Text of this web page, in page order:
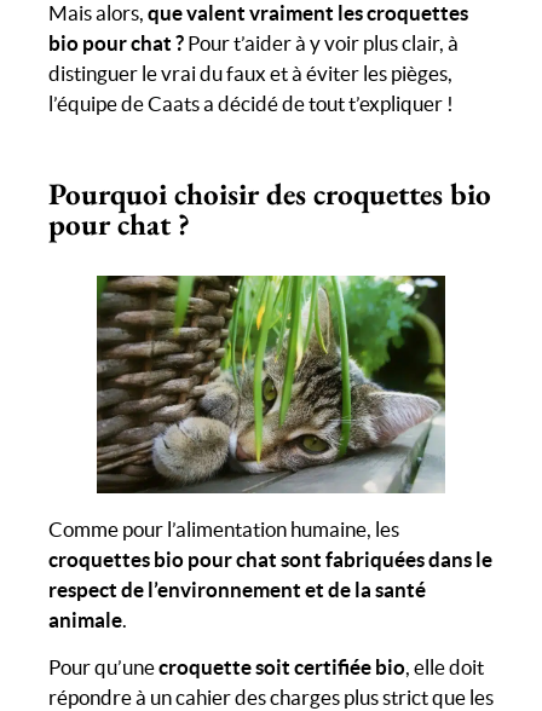
Mais alors, que valent vraiment les croquettes
bio pour chat ? Pour t’aider à y voir plus clair, à
distinguer le vrai du faux et à éviter les pièges,
l’équipe de Caats a décidé de tout t’expliquer !
Pourquoi choisir des croquettes bio
pour chat ?
Comme pour l’alimentation humaine, les
croquettes bio pour chat sont fabriquées dans le
respect de l’environnement et de la santé
animale.
Pour qu’unecroquette soit certifiée bio, elle doit
répondre à un cahier des charges plus strict que les